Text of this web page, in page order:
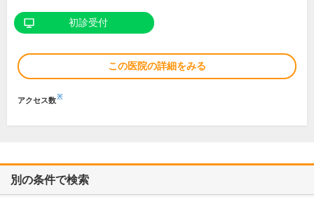
初診受付
この医院の詳細をみる
アクセス数※
別の条件で検索